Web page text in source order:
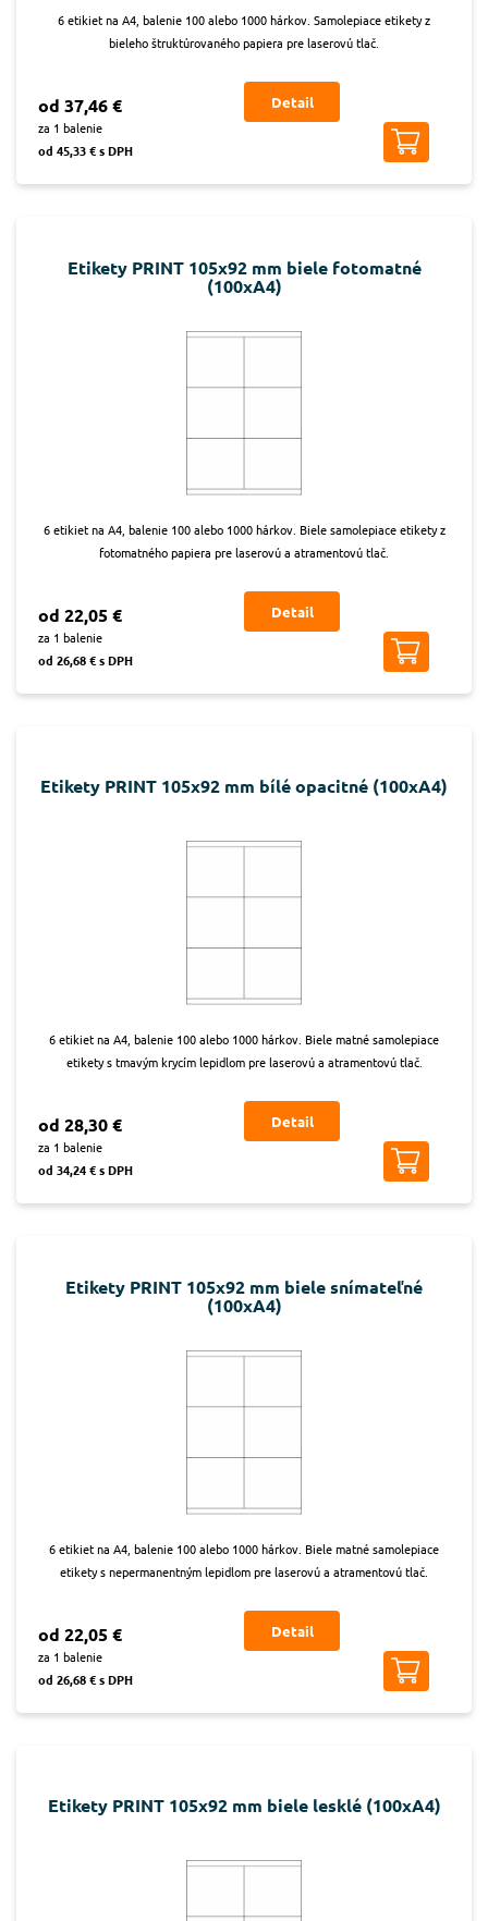
6 etikiet na A4, balenie 100 alebo 1000 hárkov. Samolepiace etikety z
bieleho štruktúrovaného papiera pre laserovú tlač.
od 37,46 €
za 1 balenie
od 45,33 € s DPH
Detail
Etikety PRINT 105x92 mm biele fotomatné
(100xA4)
6 etikiet na A4, balenie 100 alebo 1000 hárkov. Biele samolepiace etikety z
fotomatného papiera pre laserovú a atramentovú tlač.
od 22,05 €
za 1 balenie
od 26,68 € s DPH
Detail
Etikety PRINT 105x92 mm bílé opacitné (100xA4)
6 etikiet na A4, balenie 100 alebo 1000 hárkov. Biele matné samolepiace
etikety s tmavým krycím lepidlom pre laserovú a atramentovú tlač.
od 28,30 €
za 1 balenie
od 34,24 € s DPH
Detail
Etikety PRINT 105x92 mm biele snímateľné
(100xA4)
6 etikiet na A4, balenie 100 alebo 1000 hárkov. Biele matné samolepiace
etikety s nepermanentným lepidlom pre laserovú a atramentovú tlač.
od 22,05 €
za 1 balenie
od 26,68 € s DPH
Detail
Etikety PRINT 105x92 mm biele lesklé (100xA4)